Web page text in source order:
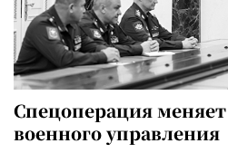
Спецоперация
военного управления